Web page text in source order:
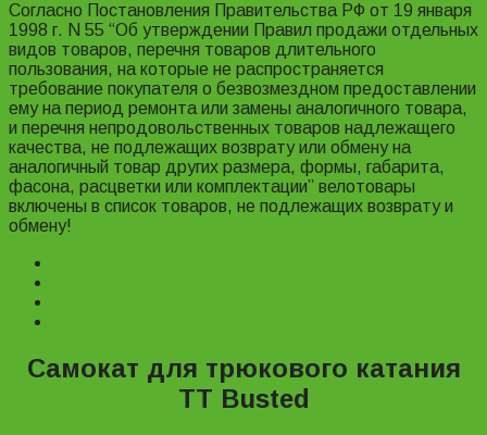
Согласно Постановления Правительства РФ от 19 января
1998 г. N 55 “Об утверждении Правил продажи отдельных
видов товаров, перечня товаров длительного
пользования, на которые не распространяется
требование покупателя о безвозмездном предоставлении
ему на период ремонта или замены аналогичного товара,
и перечня непродовольственных товаров надлежащего
качества, не подлежащих возврату или обмену на
аналогичный товар других размера, формы, габарита,
фасона, расцветки или комплектации” велотовары
включены в список товаров, не подлежащих возврату и
обмену!
Самокат для трюкового катания
TT Busted